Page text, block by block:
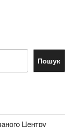
Пошук
Центру